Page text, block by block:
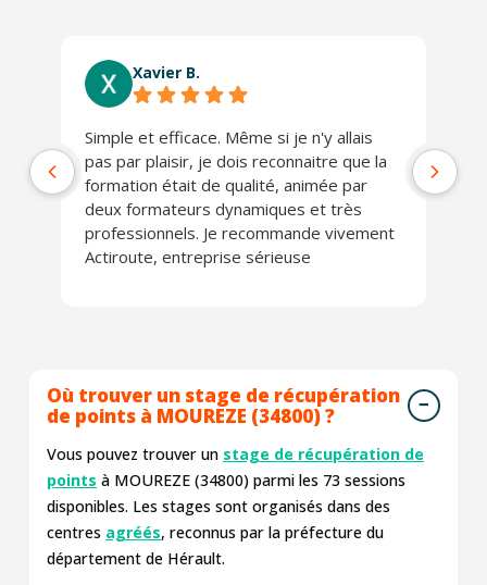
Xavier B.
Simple et efficace. Même si je n'y allais
pas par plaisir, je dois reconnaitre que la
formation était de qualité, animée par
deux formateurs dynamiques et très
professionnels. Je recommande vivement
Actiroute, entreprise sérieuse
Où trouver un stage de récupération
de points à MOUREZE (34800) ?
Vous pouvez trouver un stage de récupération de
points à MOUREZE (34800) parmi les 73 sessions
disponibles. Les stages sont organisés dans des
centres agréés, reconnus par la préfecture du
département de Hérault.